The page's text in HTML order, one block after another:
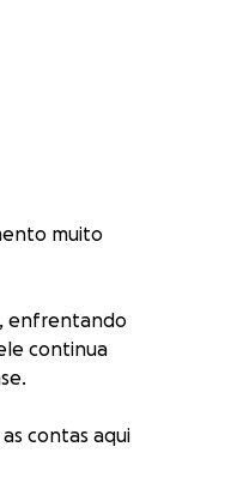
muito
enfrentando
continua
contas aqui